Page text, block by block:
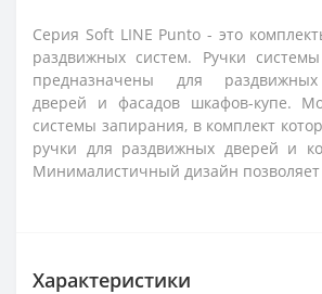
Серия Soft LINE Punto - это
раздвижных систем. Ручки
предназначены для
дверей и фасадов шкафов-купе.
системы запирания, в комплект
ручки для раздвижных дверей и
Минималистичный дизайн позволяет
Характеристики